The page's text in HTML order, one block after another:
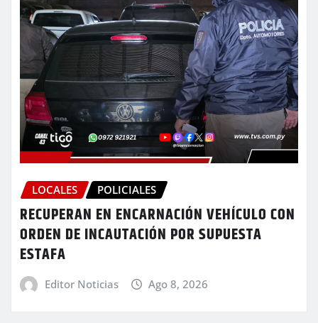
LOCALES POLICIALES
RECUPERAN EN ENCARNACIÓN VEHÍCULO CON
ORDEN DE INCAUTACIÓN POR SUPUESTA
ESTAFA
Editor Noticias Ago 8, 2026